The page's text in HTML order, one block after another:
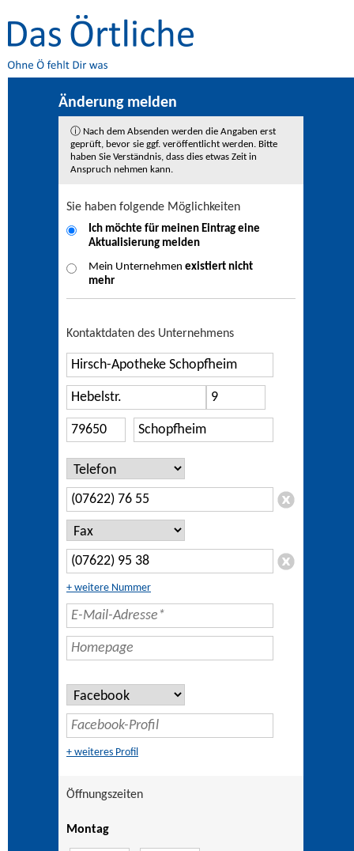
Änderung melden
ⓘ Nach dem Absenden werden die Angaben erst
geprüft, bevor sie ggf. veröffentlicht werden. Bitte
haben Sie Verständnis, dass dies etwas Zeit in
Anspruch nehmen kann.
Sie haben folgende Möglichkeiten
Ich möchte für meinen Eintrag eine
Aktualisierung melden
Mein Unternehmen existiert nicht
mehr
Kontaktdaten des Unternehmens
+ weitere Nummer
+ weiteres Profil
Öffnungszeiten
Montag